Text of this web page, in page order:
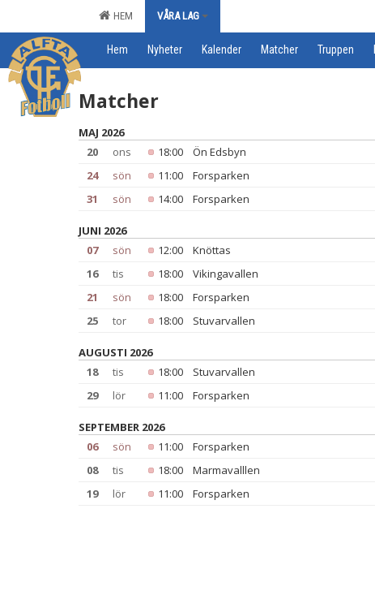
HEM VÅRA LAG
Hem Nyheter Kalender Matcher Truppen
Matcher
MAJ 2026
20
ons 18:00 Ön Edsbyn
24
sön 11:00 Forsparken
31
sön 14:00 Forsparken
JUNI 2026
07
sön 12:00 Knöttas
16
tis 18:00 Vikingavallen
21
sön 18:00 Forsparken
25
tor 18:00 Stuvarvallen
AUGUSTI 2026
18
tis 18:00 Stuvarvallen
29
lör 11:00 Forsparken
SEPTEMBER 2026
06
sön 11:00 Forsparken
08
tis 18:00 Marmavalllen
19
lör 11:00 Forsparken